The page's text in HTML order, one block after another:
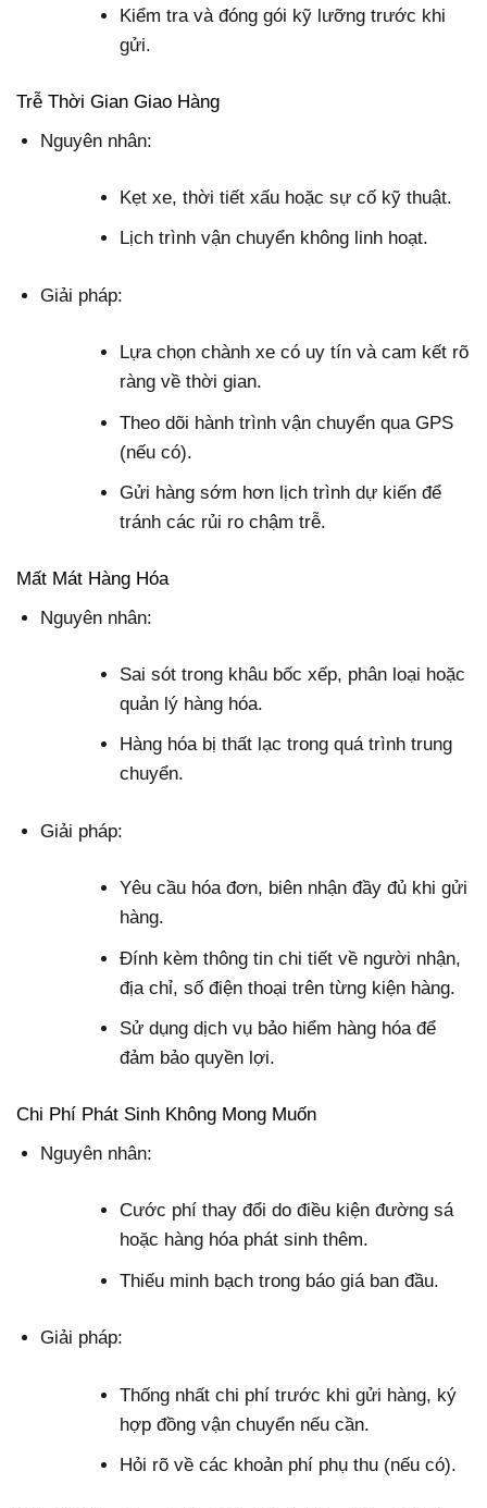
Kiểm tra và đóng gói kỹ lưỡng trước khi
gửi.
Trễ Thời Gian Giao Hàng
Nguyên nhân:
Kẹt xe, thời tiết xấu hoặc sự cố kỹ thuật.
Lịch trình vận chuyển không linh hoạt.
Giải pháp:
Lựa chọn chành xe có uy tín và cam kết rõ
ràng về thời gian.
Theo dõi hành trình vận chuyển qua GPS
(nếu có).
Gửi hàng sớm hơn lịch trình dự kiến để
tránh các rủi ro chậm trễ.
Mất Mát Hàng Hóa
Nguyên nhân:
Sai sót trong khâu bốc xếp, phân loại hoặc
quản lý hàng hóa.
Hàng hóa bị thất lạc trong quá trình trung
chuyển.
Giải pháp:
Yêu cầu hóa đơn, biên nhận đầy đủ khi gửi
hàng.
Đính kèm thông tin chi tiết về người nhận,
địa chỉ, số điện thoại trên từng kiện hàng.
Sử dụng dịch vụ bảo hiểm hàng hóa để
đảm bảo quyền lợi.
Chi Phí Phát Sinh Không Mong Muốn
Nguyên nhân:
Cước phí thay đổi do điều kiện đường sá
hoặc hàng hóa phát sinh thêm.
Thiếu minh bạch trong báo giá ban đầu.
Giải pháp:
Thống nhất chi phí trước khi gửi hàng, ký
hợp đồng vận chuyển nếu cần.
Hỏi rõ về các khoản phí phụ thu (nếu có).